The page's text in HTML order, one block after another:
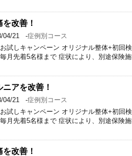
を改善！
04/21 -症例別コース
試しキャンペーン オリジナル整体+初回
月先着5名様まで 症状により、別途保険
ニアを改善！
04/21 -症例別コース
試しキャンペーン オリジナル整体+初回
月先着5名様まで 症状により、別途保険
を改善！